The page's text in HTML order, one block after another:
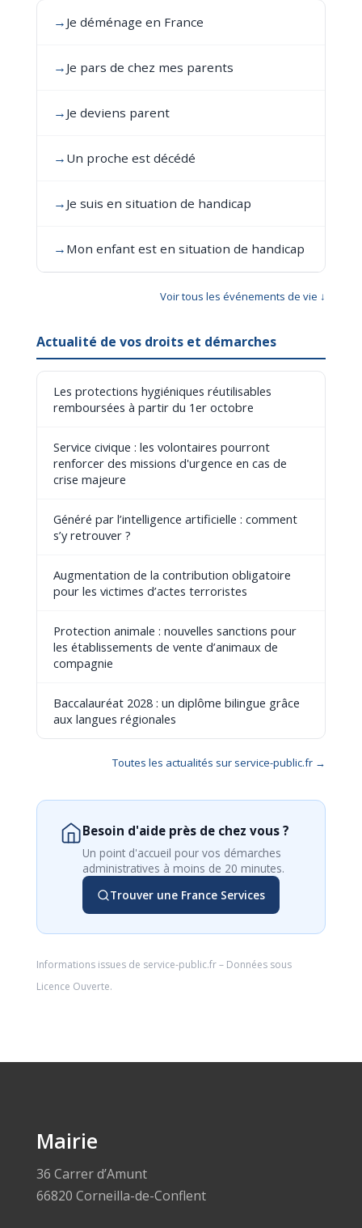
→ Je déménage en France
→ Je pars de chez mes parents
→ Je deviens parent
→ Un proche est décédé
→ Je suis en situation de handicap
→ Mon enfant est en situation de handicap
Voir tous les événements de vie ↓
Actualité de vos droits et démarches
Les protections hygiéniques réutilisables
remboursées à partir du 1er octobre
Service civique : les volontaires pourront
renforcer des missions d'urgence en cas de
crise majeure
Généré par l’intelligence artificielle : comment
s’y retrouver ?
Augmentation de la contribution obligatoire
pour les victimes d’actes terroristes
Protection animale : nouvelles sanctions pour
les établissements de vente d’animaux de
compagnie
Baccalauréat 2028 : un diplôme bilingue grâce
aux langues régionales
Toutes les actualités sur service-public.fr →
Besoin d'aide près de chez vous ?
Un point d'accueil pour vos démarches
administratives à moins de 20 minutes.
Trouver une France Services
Informations issues de service-public.fr– Données sous
Licence Ouverte.
Mairie
36 Carrer d’Amunt
66820 Corneilla-de-Conflent